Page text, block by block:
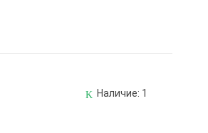
Наличие: 1